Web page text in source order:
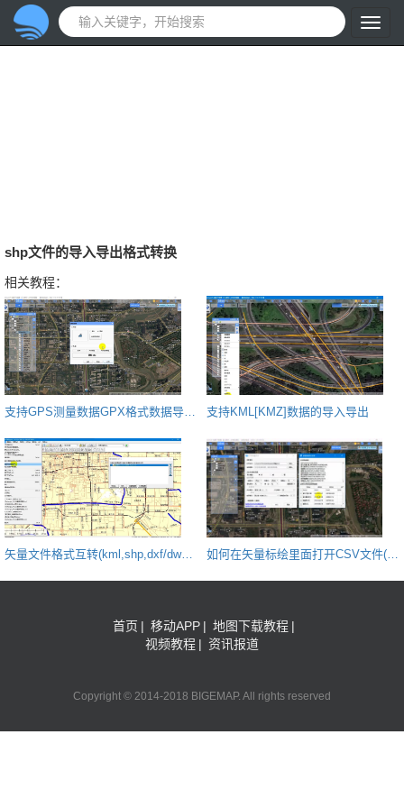
shp文件的导入导出格式转换
相关教程：
支持GPS测量数据GPX格式数据导入
支持KML[KMZ]数据的导入导出
矢量文件格式互转(kml,shp,dxf/dwg,t
如何在矢量标绘里面打开CSV文件(E
首页 | 移动APP | 地图下载教程 |
视频教程 | 资讯报道
Copyright © 2014-2018 BIGEMAP. All rights reserved